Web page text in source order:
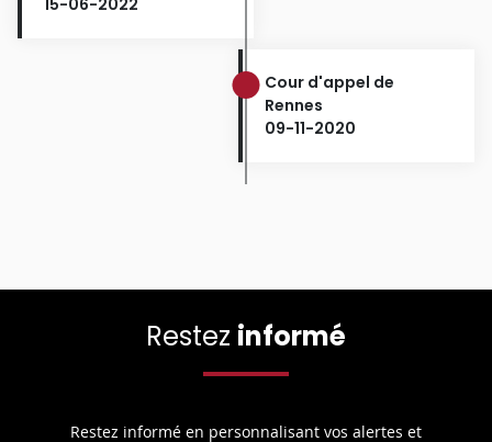
Cour d'appel de
Rennes
09-11-2020
Restez informé
Restez informé en personnalisant vos alertes et